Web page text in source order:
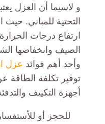
و لاسيما أن العزل
التحتية للمباني.
ارتفاع درجات
الصيف وانخفاضها
وأحد أهم فوائد عزل
توفير تكلفة
أجهزة التكييف
للحجز أو